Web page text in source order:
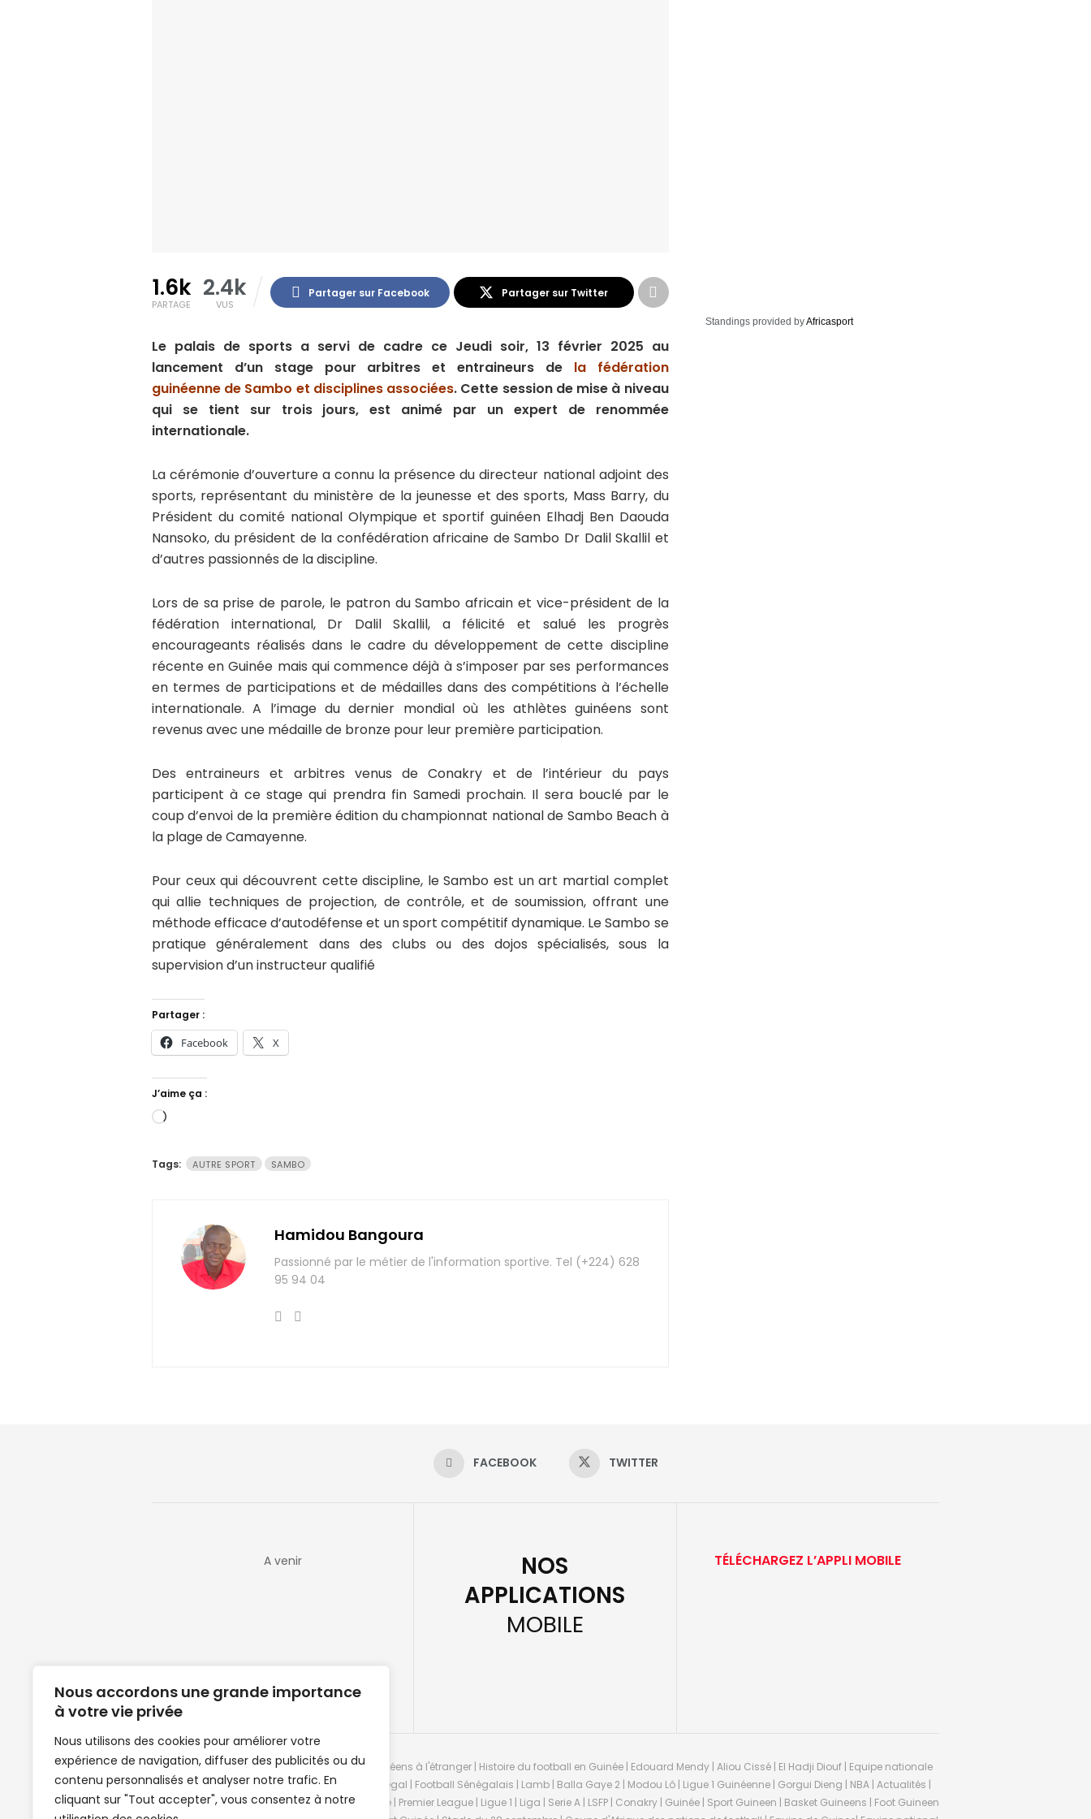
Nous accordons une grande importance
à votre vie privée
Nous utilisons des cookies pour améliorer votre
expérience de navigation, diffuser des publicités ou du
contenu personnalisés et analyser notre trafic. En
cliquant sur "Tout accepter", vous consentez à notre
1.6k
PARTAGE
2.4k
VUS
Partager sur Facebook Partager sur Twitter
Le palais de sports a servi de cadre ce Jeudi soir, 13 février 2025 au
lancement d’un stage pour arbitres et entraineurs de la fédération
guinéenne de Sambo et disciplines associées. Cette session de mise à niveau
qui se tient sur trois jours, est animé par un expert de renommée
internationale.
La cérémonie d’ouverture a connu la présence du directeur national adjoint des
sports, représentant du ministère de la jeunesse et des sports, Mass Barry, du
Président du comité national Olympique et sportif guinéen Elhadj Ben Daouda
Nansoko, du président de la confédération africaine de Sambo Dr Dalil Skallil et
d’autres passionnés de la discipline.
Lors de sa prise de parole, le patron du Sambo africain et vice-président de la
fédération international, Dr Dalil Skallil, a félicité et salué les progrès
encourageants réalisés dans le cadre du développement de cette discipline
récente en Guinée mais qui commence déjà à s’imposer par ses performances
en termes de participations et de médailles dans des compétitions à l’échelle
internationale. A l’image du dernier mondial où les athlètes guinéens sont
revenus avec une médaille de bronze pour leur première participation.
Des entraineurs et arbitres venus de Conakry et de l’intérieur du pays
participent à ce stage qui prendra fin Samedi prochain. Il sera bouclé par le
coup d’envoi de la première édition du championnat national de Sambo Beach à
la plage de Camayenne.
Pour ceux qui découvrent cette discipline, le Sambo est un art martial complet
qui allie techniques de projection, de contrôle, et de soumission, offrant une
méthode efficace d’autodéfense et un sport compétitif dynamique. Le Sambo se
pratique généralement dans des clubs ou des dojos spécialisés, sous la
supervision d’un instructeur qualifié
Partager :
Facebook X
J’aime ça :
Chargement…
Tags: AUTRE SPORT SAMBO
Hamidou Bangoura
Passionné par le métier de l'information sportive. Tel (+224) 628
95 94 04
Standings provided byAfricasport
FACEBOOK TWITTER
A venir
NOS
APPLICATIONS
MOBILE
TÉLÉCHARGEZ L’APPLI MOBILE
Clubs de football en Guinée | Footballeurs guinéens à l'étranger | Histoire du football en Guinée | Edouard Mendy | Aliou Cissé | El Hadji Diouf | Equipe nationale
de Guinée de football | Mercato | Lions du Sénégal | Football Sénégalais | Lamb | Balla Gaye 2 | Modou Lô | Ligue 1 Guinéenne | Gorgui Dieng | NBA | Actualités |
News | Match en direct | But | Actualité au Guinée | Premier League | Ligue 1 | Liga | Serie A | LSFP | Conakry | Guinée | Sport Guineen | Basket Guineens | Foot Guineen